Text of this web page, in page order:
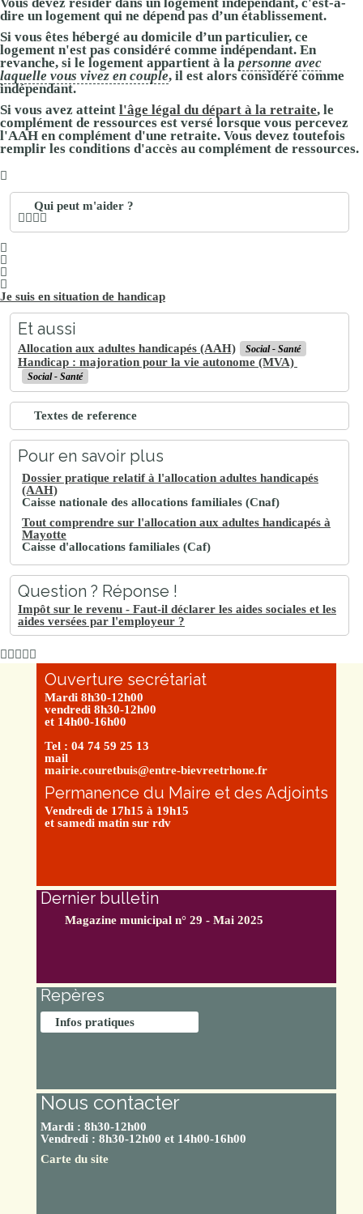
dire un logement qui ne dépend pas d’un établissement.
Si vous êtes hébergé au domicile d’un particulier, ce
logement n'est pas considéré comme indépendant. En
revanche, si le logement appartient à la personne avec
laquelle vous vivez en couple, il est alors considéré comme
indépendant.
Si vous avez atteint l'âge légal du départ à la retraite, le
complément de ressources est versé lorsque vous percevez
l'AAH en complément d'une retraite. Vous devez toutefois
remplir les conditions d'accès au complément de ressources.
Qui peut m'aider ?
Je suis en situation de handicap
Et aussi
Allocation aux adultes handicapés (AAH) Social - Santé
Handicap : majoration pour la vie autonome (MVA)
Social - Santé
Textes de reference
Pour en savoir plus
Dossier pratique relatif à l'allocation adultes handicapés
(AAH)
Caisse nationale des allocations familiales (Cnaf)
Tout comprendre sur l'allocation aux adultes handicapés à
Mayotte
Caisse d'allocations familiales (Caf)
Question ? Réponse !
Impôt sur le revenu - Faut-il déclarer les aides sociales et les
aides versées par l'employeur ?
Ouverture secrétariat
Mardi 8h30-12h00
vendredi 8h30-12h00
et 14h00-16h00
Tel : 04 74 59 25 13
mail
mairie.couretbuis@entre-bievreetrhone.fr
Permanence du Maire et des Adjoints
Vendredi de 17h15 à 19h15
et samedi matin sur rdv
Dernier bulletin
Magazine municipal n° 29 - Mai 2025
Repères
Infos pratiques
Nous contacter
Mardi : 8h30-12h00
Vendredi : 8h30-12h00 et 14h00-16h00
Carte du site